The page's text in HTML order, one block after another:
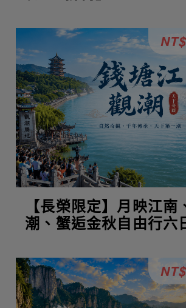
【長榮限定】月映江南
潮、蟹逅金秋自由行六